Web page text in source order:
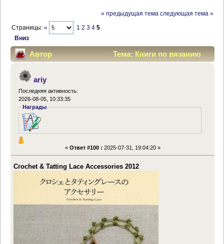
« предыдущая тема следующая тема »
Страницы:« 1 2 3 4 5
Вниз
Автор
Тема: Книги по вязанию
(Прочитано 82579 раз)
ariy
Последняя активность:
2026-08-05, 10:33:35
Награды
« Ответ #100 : 2025-07-31, 19:04:20 »
Crochet & Tatting Lace Accessories 2012